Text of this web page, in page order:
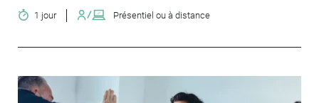
1 jour Présentiel ou à distance